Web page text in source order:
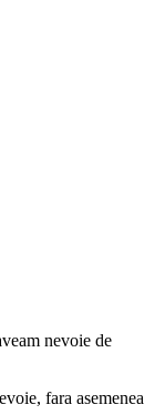
nevoie de
fara asemenea